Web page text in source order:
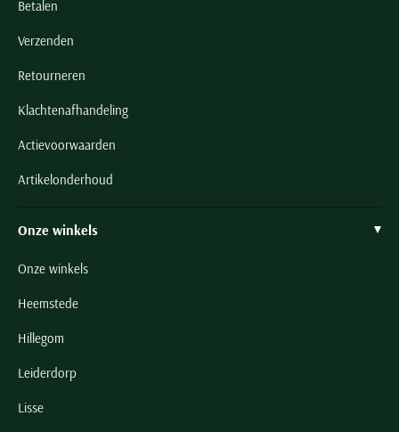
Betalen
Verzenden
Retourneren
Klachtenafhandeling
Actievoorwaarden
Artikelonderhoud
Onze winkels
Onze winkels
Heemstede
Hillegom
Leiderdorp
Lisse